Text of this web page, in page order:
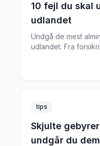
10 fejl du skal
udlandet
Undgå de mest
udlandet. Fra
tips
Skjulte
undgår du dem